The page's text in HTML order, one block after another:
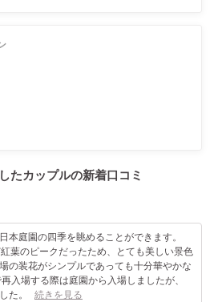
たカップルの新着口コミ
本庭園の四季を眺めることができます。
葉のピークだったため、とても美しい景色
の装花がシンプルであっても十分華やかな
入場する際は庭園から入場しましたが、
た。
続きを見る